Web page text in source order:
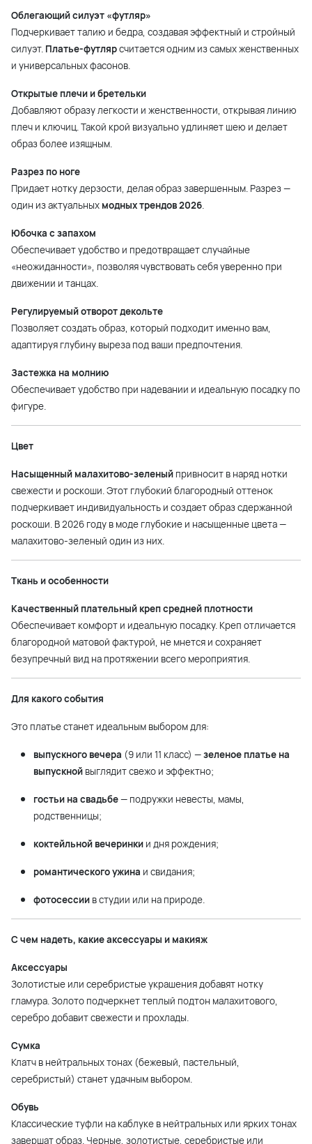
Облегающий силуэт «футляр»
Подчеркивает талию и бедра, создавая эффектный и стройный
силуэт. Платье-футлярсчитается одним из самых женственных
и универсальных фасонов.
Открытые плечи и бретельки
Добавляют образу легкости и женственности, открывая линию
плеч и ключиц. Такой крой визуально удлиняет шею и делает
образ более изящным.
Разрез по ноге
Придает нотку дерзости, делая образ завершенным. Разрез —
один из актуальных модных трендов 2026.
Юбочка с запахом
Обеспечивает удобство и предотвращает случайные
«неожиданности», позволяя чувствовать себя уверенно при
движении и танцах.
Регулируемый отворот декольте
Позволяет создать образ, который подходит именно вам,
адаптируя глубину выреза под ваши предпочтения.
Застежка на молнию
Обеспечивает удобство при надевании и идеальную посадку по
фигуре.
Цвет
Насыщенный малахитово-зеленый привносит в наряд нотки
свежести и роскоши. Этот глубокий благородный оттенок
подчеркивает индивидуальность и создает образ сдержанной
роскоши. В 2026 году в моде глубокие и насыщенные цвета —
малахитово-зеленый один из них.
Ткань и особенности
Качественный плательный креп средней плотности
Обеспечивает комфорт и идеальную посадку. Креп отличается
благородной матовой фактурой, не мнется и сохраняет
безупречный вид на протяжении всего мероприятия.
Для какого события
Это платье станет идеальным выбором для:
выпускного вечера (9 или 11 класс) —зеленое платье на
выпускной выглядит свежо и эффектно;
гостьи на свадьбе— подружки невесты, мамы,
родственницы;
коктейльной вечеринки и дня рождения;
романтического ужина и свидания;
фотосессии в студии или на природе.
С чем надеть, какие аксессуары и макияж
Аксессуары
Золотистые или серебристые украшения добавят нотку
гламура. Золото подчеркнет теплый подтон малахитового,
серебро добавит свежести и прохлады.
Сумка
Клатч в нейтральных тонах (бежевый, пастельный,
серебристый) станет удачным выбором.
Обувь
Классические туфли на каблуке в нейтральных или ярких тонах
завершат образ. Черные, золотистые, серебристые или